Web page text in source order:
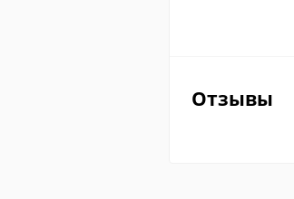
Отзывы